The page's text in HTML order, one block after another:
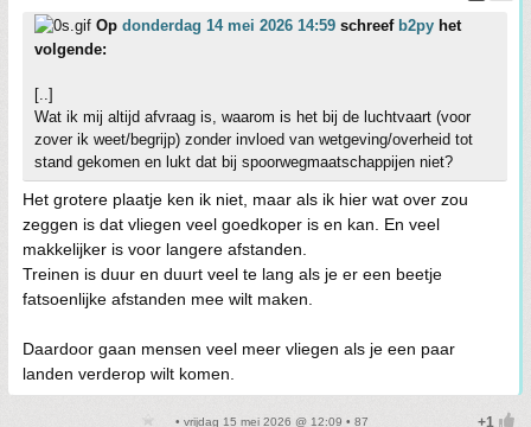
Op donderdag 14 mei 2026 14:59 schreef b2py het
volgende:
[..]
Wat ik mij altijd afvraag is, waarom is het bij de luchtvaart (voor
zover ik weet/begrijp) zonder invloed van wetgeving/overheid tot
stand gekomen en lukt dat bij spoorwegmaatschappijen niet?
Het grotere plaatje ken ik niet, maar als ik hier wat over zou
zeggen is dat vliegen veel goedkoper is en kan. En veel
makkelijker is voor langere afstanden.
Treinen is duur en duurt veel te lang als je er een beetje
fatsoenlijke afstanden mee wilt maken.
Daardoor gaan mensen veel meer vliegen als je een paar
landen verderop wilt komen.
• vrijdag 15 mei 2026 @ 12:09 • 87